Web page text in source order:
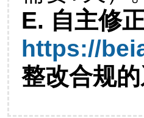
E. 自主修
https://
整改合规